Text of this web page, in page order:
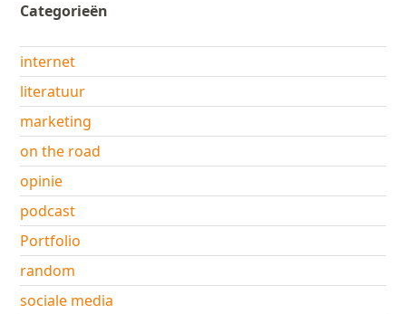
Categorieën
internet
literatuur
marketing
on the road
opinie
podcast
Portfolio
random
sociale media